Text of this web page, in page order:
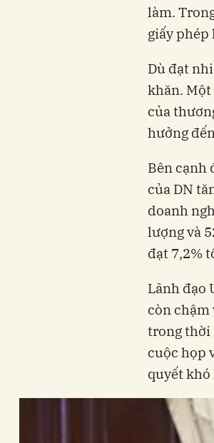
làm.
giấy phép
Dù đạt
khăn.
của
hưởng
Bên cạnh
của DN
doanh
lượng và
đạt 7,2%
Lãnh đạo
còn chậm
trong thời
cuộc họp
quyết khó